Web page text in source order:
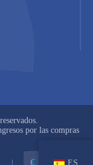
por las compras
€ EUR ES